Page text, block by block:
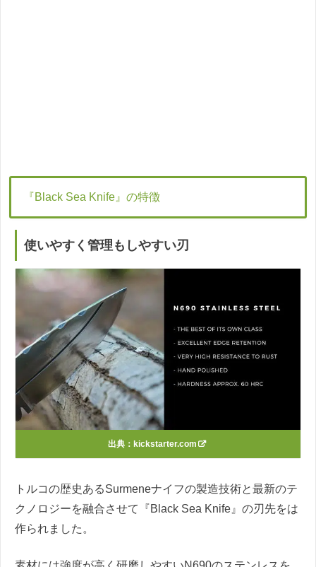
『Black Sea Knife』の特徴
使いやすく管理もしやすい刃
出典： kickstarter.com
トルコの歴史あるSurmeneナイフの製造技術と最新のテ
クノロジーを融合させて『Black Sea Knife』の刃先をは
作られました。